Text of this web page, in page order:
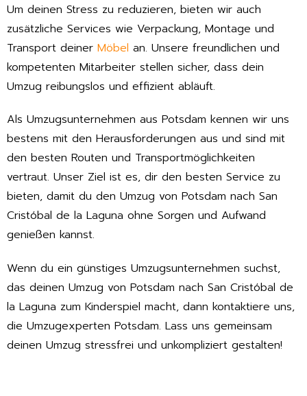
Um deinen Stress zu reduzieren, bieten wir auch
zusätzliche Services wie Verpackung, Montage und
Transport deiner Möbel an. Unsere freundlichen und
kompetenten Mitarbeiter stellen sicher, dass dein
Umzug reibungslos und effizient abläuft.
Als Umzugsunternehmen aus Potsdam kennen wir uns
bestens mit den Herausforderungen aus und sind mit
den besten Routen und Transportmöglichkeiten
vertraut. Unser Ziel ist es, dir den besten Service zu
bieten, damit du den Umzug von Potsdam nach San
Cristóbal de la Laguna ohne Sorgen und Aufwand
genießen kannst.
Wenn du ein günstiges Umzugsunternehmen suchst,
das deinen Umzug von Potsdam nach San Cristóbal de
la Laguna zum Kinderspiel macht, dann kontaktiere uns,
die Umzugexperten Potsdam. Lass uns gemeinsam
deinen Umzug stressfrei und unkompliziert gestalten!